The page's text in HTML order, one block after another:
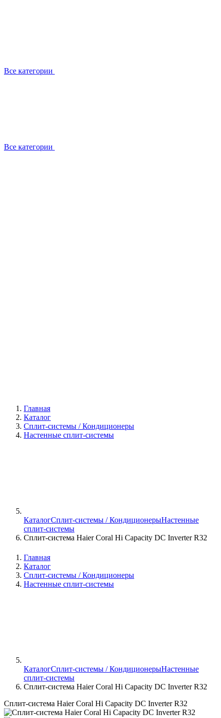
Все категории
Все категории
Главная
Каталог
Сплит-системы / Кондиционеры
Настенные сплит-системы
КаталогСплит-системы / КондиционерыНастенные
сплит-системы
Сплит-система Haier Coral Hi Capacity DC Inverter R32
Главная
Каталог
Сплит-системы / Кондиционеры
Настенные сплит-системы
КаталогСплит-системы / КондиционерыНастенные
сплит-системы
Сплит-система Haier Coral Hi Capacity DC Inverter R32
Сплит-система Haier Coral Hi Capacity DC Inverter R32